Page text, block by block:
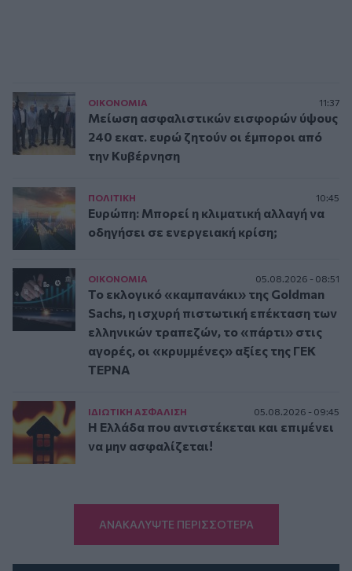
ΟΙΚΟΝΟΜΙΑ 11:37
Μείωση ασφαλιστικών εισφορών ύψους
240 εκατ. ευρώ ζητούν οι έμποροι από
την Κυβέρνηση
ΠΟΛΙΤΙΚΗ 10:45
Ευρώπη: Μπορεί η κλιματική αλλαγή να
οδηγήσει σε ενεργειακή κρίση;
ΟΙΚΟΝΟΜΙΑ 05.08.2026 - 08:51
Το εκλογικό «καμπανάκι» της Goldman
Sachs, η ισχυρή πιστωτική επέκταση των
ελληνικών τραπεζών, το «πάρτι» στις
αγορές, οι «κρυμμένες» αξίες της ΓΕΚ
ΤΕΡΝΑ
ΙΔΙΩΤΙΚΗ ΑΣΦAΛΙΣΗ 05.08.2026 - 09:45
Η Ελλάδα που αντιστέκεται και επιμένει
να μην ασφαλίζεται!
ΑΝΑΚΑΛΥΨΤΕ ΠΕΡΙΣΣΟΤΕΡΑ